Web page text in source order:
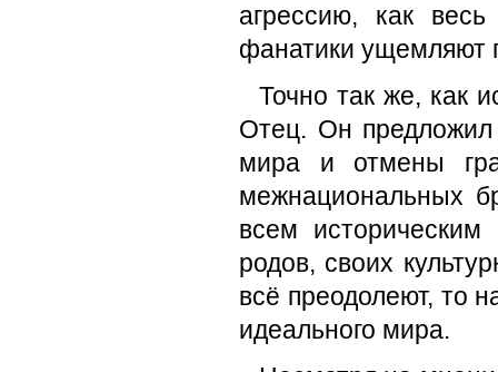
агрессию, как
фанатики ущемляют
Точно так же, как
Отец. Он
мира и отмены
межнациональных
всем
родов, своих
всё преодолеют, то
идеального мира.